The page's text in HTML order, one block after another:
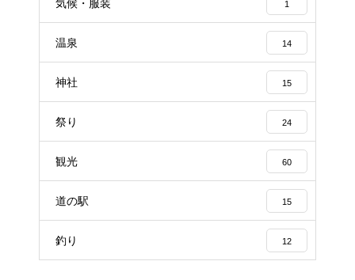
気候・服装 1
温泉 14
神社 15
祭り 24
観光 60
道の駅 15
釣り 12